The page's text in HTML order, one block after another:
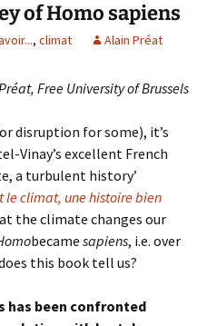
of Homo sapiens
, climat Alain Préat
Free University of Brussels
disruption for some), it’s
Vinay’s excellent French
a turbulent history’
le climat, une histoire bien
the climate changes our
became sapiens, i.e. over
this book tell us?
has been confronted